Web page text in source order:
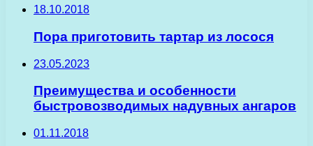
18.10.2018
Пора приготовить тартар из лосося
23.05.2023
Преимущества и особенности
быстровозводимых надувных ангаров
01.11.2018